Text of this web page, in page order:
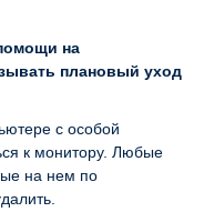
на
плановый уход
с особой
к монитору. Любые
на нем по